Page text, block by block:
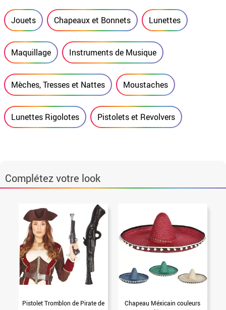
Jouets Chapeaux et Bonnets Lunettes
Maquillage Instruments de Musique
Mèches, Tresses et Nattes Moustaches
Lunettes Rigolotes Pistolets et Revolvers
Complétez votre look
Pistolet Tromblon de Pirate de
Chapeau Méxicain couleurs